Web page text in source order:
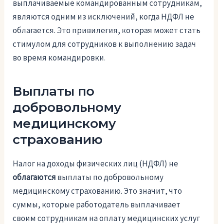
выплачиваемые командированным сотрудникам,
являются одним из исключений, когда НДФЛ не
облагается. Это привилегия, которая может стать
стимулом для сотрудников к выполнению задач
во время командировки.
Выплаты по
добровольному
медицинскому
страхованию
Налог на доходы физических лиц (НДФЛ) не
облагаются выплаты по добровольному
медицинскому страхованию. Это значит, что
суммы, которые работодатель выплачивает
своим сотрудникам на оплату медицинских услуг